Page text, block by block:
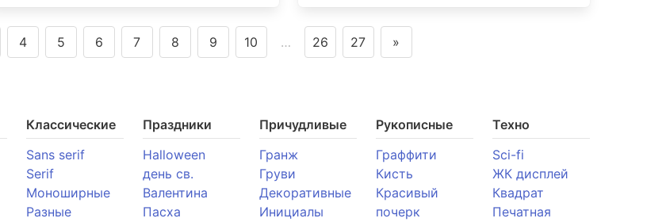
4 5 6 7 8 9 10 … 26 27 »
Классические
Sans serif
Serif
Моноширные
Разные
Праздники
Halloween
день св.
Валентина
Пасха
Причудливые
Гранж
Груви
Декоративные
Инициалы
Рукописные
Граффити
Кисть
Красивый
почерк
Техно
Sci-fi
ЖК дисплей
Квадрат
Печатная